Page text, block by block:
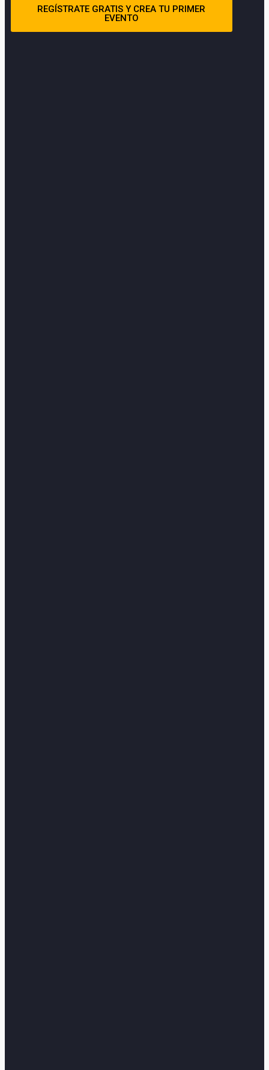
REGÍSTRATE GRATIS Y CREA TU PRIMER
EVENTO